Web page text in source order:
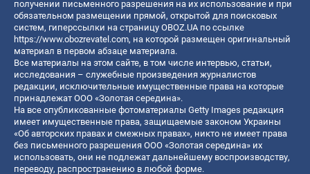
получении письменного разрешения на их использование и при
обязательном размещении прямой, открытой для поисковых
систем, гиперссылки на страницу OBOZ.UA по ссылке
https://www.obozrevatel.com, на которой размещен оригинальный
материал в первом абзаце материала.
Все материалы на этом сайте, в том числе интервью, статьи,
исследования – служебные произведения журналистов
редакции, исключительные имущественные права на которые
принадлежат ООО «Золотая середина».
На все опубликованные фотоматериалы Getty Images редакция
имеет имущественные права, защищаемые законом Украины
«Об авторских правах и смежных правах», никто не имеет права
без письменного разрешения ООО «Золотая середина» их
использовать, они не подлежат дальнейшему воспроизводству,
переводу, распространению в любой форме.